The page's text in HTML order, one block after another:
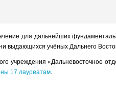
для дальнейших
выдающихся учёных Дальнего
учреждения «Дальневосточное
17 лауреатам.